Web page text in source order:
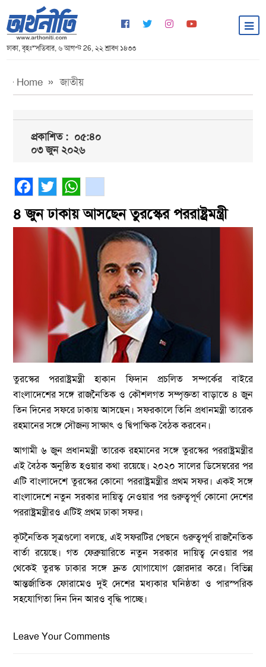
ঢাকা, বৃহঃস্পতিবার, ৬ আগস্ট 26, ২২ শ্রাবণ ১৪৩৩
Home জাতীয়
প্রকাশিত :০৫:৪০
০৩ জুন ২০২৬
৪ জুন ঢাকায় আসছেন তুরস্কের পররাষ্ট্রমন্ত্রী
তুরস্কের পররাষ্ট্রমন্ত্রী হাকান ফিদান প্রচলিত সম্পর্কের বাইরে
বাংলাদেশের সঙ্গে রাজনৈতিক ও কৌশলগত সম্পৃক্ততা বাড়াতে ৪ জুন
তিন দিনের সফরে ঢাকায় আসছেন। সফরকালে তিনি প্রধানমন্ত্রী তারেক
রহমানের সঙ্গে সৌজন্য সাক্ষাৎ ও দ্বিপাক্ষিক বৈঠক করবেন।
আগামী ৬ জুন প্রধানমন্ত্রী তারেক রহমানের সঙ্গে তুরস্কের পররাষ্ট্রমন্ত্রীর
এই বৈঠক অনুষ্ঠিত হওয়ার কথা রয়েছে। ২০২০ সালের ডিসেম্বরের পর
এটি বাংলাদেশে তুরস্কের কোনো পররাষ্ট্রমন্ত্রীর প্রথম সফর। একই সঙ্গে
বাংলাদেশে নতুন সরকার দায়িত্ব নেওয়ার পর গুরুত্বপূর্ণ কোনো দেশের
পররাষ্ট্রমন্ত্রীরও এটিই প্রথম ঢাকা সফর।
কূটনৈতিক সূত্রগুলো বলছে, এই সফরটির পেছনে গুরুত্বপূর্ণ রাজনৈতিক
বার্তা রয়েছে। গত ফেব্রুয়ারিতে নতুন সরকার দায়িত্ব নেওয়ার পর
থেকেই তুরস্ক ঢাকার সঙ্গে দ্রুত যোগাযোগ জোরদার করে। বিভিন্ন
আন্তর্জাতিক ফোরামেও দুই দেশের মধ্যকার ঘনিষ্ঠতা ও পারস্পরিক
সহযোগিতা দিন দিন আরও বৃদ্ধি পাচ্ছে।
Leave Your Comments